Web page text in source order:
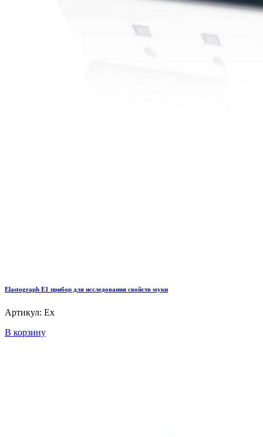
Elastograph E1 прибор для исследования свойств муки
Артикул: Ex
В корзину